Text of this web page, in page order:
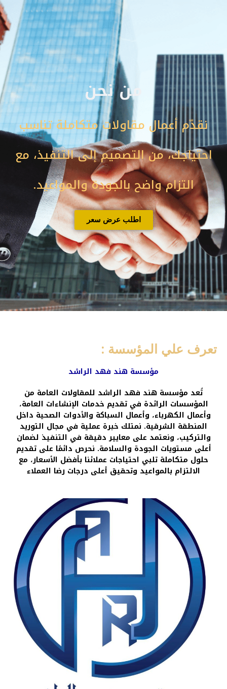
من نحن
نقدّم أعمال مقاولات متكاملة تناسب
احتياجك، من التصميم إلى التنفيذ، مع
التزام واضح بالجودة والمواعيد.
اطلب عرض سعر
تعرف علي المؤسسة :
مؤسسة هند فهد الراشد
تُعد مؤسسة هند فهد الراشد للمقاولات العامة من
المؤسسات الرائدة في تقديم خدمات الإنشاءات العامة،
وأعمال الكهرباء، وأعمال السباكة والأدوات الصحية داخل
المنطقة الشرقية. نمتلك خبرة عملية في مجال التوريد
والتركيب، ونعتمد على معايير دقيقة في التنفيذ لضمان
أعلى مستويات الجودة والسلامة. نحرص دائمًا على تقديم
حلول متكاملة تلبي احتياجات عملائنا بأفضل الأسعار، مع
الالتزام بالمواعيد وتحقيق أعلى درجات رضا العملاء